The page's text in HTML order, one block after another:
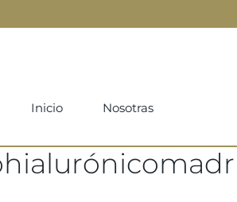
Inicio Nosotras